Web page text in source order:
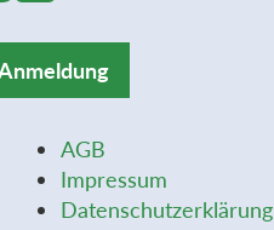
AGB
Impressum
Datenschutzerklärung